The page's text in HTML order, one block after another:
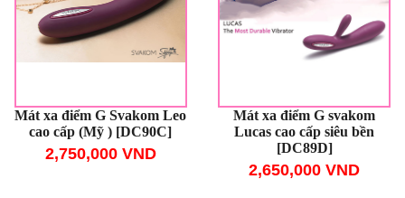
Mát xa điểm G Svakom Leo
cao cấp (Mỹ ) [DC90C]
2,750,000 VND
Mát xa điểm G svakom
Lucas cao cấp siêu bền
[DC89D]
2,650,000 VND